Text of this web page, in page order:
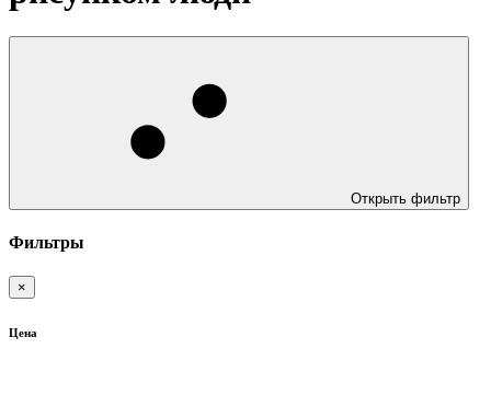
Открыть фильтр
Фильтры
×
Цена